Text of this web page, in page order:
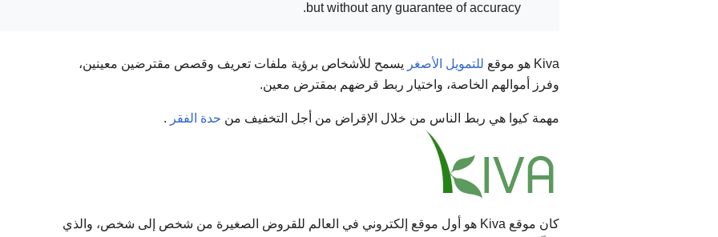
but without any guarantee of accuracy.
Kiva هو موقع للتمويل الأصغر يسمح للأشخاص برؤية ملفات تعريف وقصص مقترضين معينين،
وفرز أموالهم الخاصة، واختيار ربط قرضهم بمقترض معين.
مهمة كيوا هي ربط الناس من خلال الإقراض من أجل التخفيف من حدة الفقر .
كان موقع Kiva هو أول موقع إلكتروني في العالم للقروض الصغيرة من شخص إلى شخص، والذي